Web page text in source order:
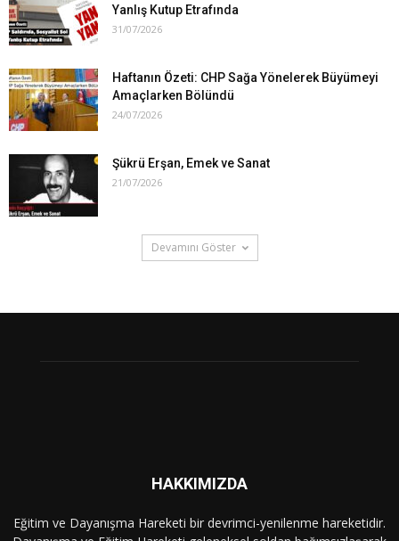
Yanlış Kutup Etrafında
31/07/2026
Haftanın Özeti: CHP Sağa Yönelerek Büyümeyi
Amaçlarken Bölündü
24/07/2026
Şükrü Erşan, Emek ve Sanat
21/07/2026
Devamını Göster
HAKKIMIZDA
Eğitim ve Dayanışma Hareketi bir devrimci-yenilenme hareketidir.